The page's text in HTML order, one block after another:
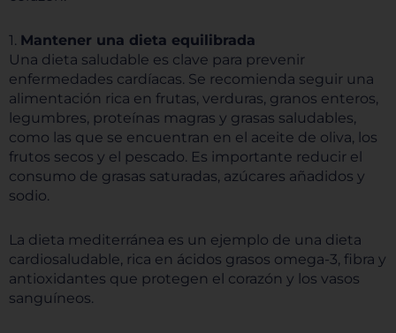
1. Mantener una dieta equilibrada
Una dieta saludable es clave para prevenir
enfermedades cardíacas. Se recomienda seguir una
alimentación rica en frutas, verduras, granos enteros,
legumbres, proteínas magras y grasas saludables,
como las que se encuentran en el aceite de oliva, los
frutos secos y el pescado. Es importante reducir el
consumo de grasas saturadas, azúcares añadidos y
sodio.
La dieta mediterránea es un ejemplo de una dieta
cardiosaludable, rica en ácidos grasos omega-3, fibra y
antioxidantes que protegen el corazón y los vasos
sanguíneos.